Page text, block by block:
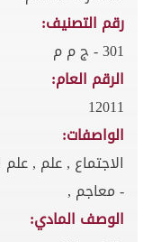
رقم التصنيف:
301 - ج م م
الرقم العام:
12011
الواصفات:
الاجتماع , علم ,
- معاجم ,
الوصف المادي: